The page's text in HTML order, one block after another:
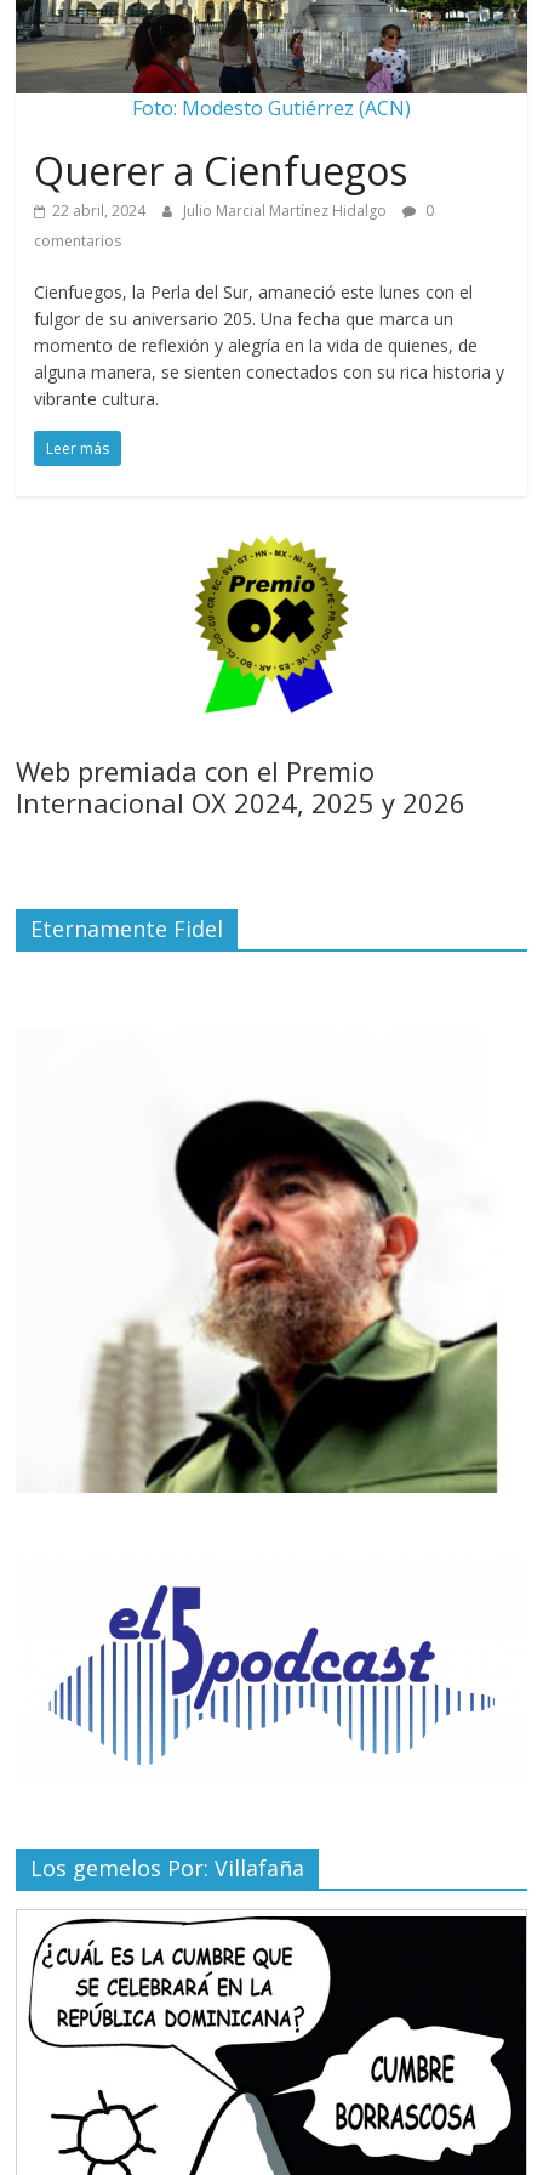
Foto: Modesto Gutiérrez (ACN)
Querer a Cienfuegos
22 abril, 2024 Julio Marcial Martínez Hidalgo
0
comentarios
Cienfuegos, la Perla del Sur, amaneció este lunes con el
fulgor de su aniversario 205. Una fecha que marca un
momento de reflexión y alegría en la vida de quienes, de
alguna manera, se sienten conectados con su rica historia y
vibrante cultura.
Leer más
Web premiada con el Premio
Internacional OX 2024, 2025 y 2026
Eternamente Fidel
Los gemelos Por: Villafaña